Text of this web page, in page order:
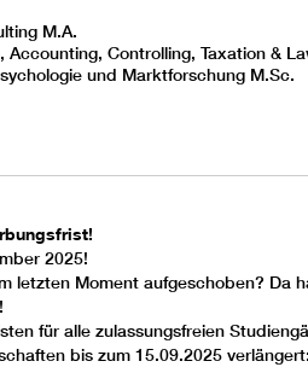
M.A.
Accounting, Controlling, Taxation &
und MarktforschungM.Sc.
2025!
letzten Moment aufgeschoben? Da
für alle zulassungsfreien
bis zum 15.09.2025 verlängert: